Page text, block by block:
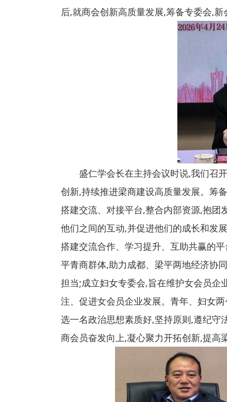
后,就商会创新高质量发展,筹备专委会,
盛仁学会长在主持会议时说,我们召
创新,持续推进梁商建设高质量发展。筹
搭建交流、对接平台,整合内部资源,抱团
他们之间的互动,并促进他们的成长和发
搭建交流合作、学习提升、互助共赢的
平青商群体,助力成都、梁平两地经济协
担当;成立妇女专委会,旨在维护女会员企
注、促进女会员企业发展。青年、妇女
选一名政治思想素质好,坚持原则,遵纪守
商会员奋发向上,凝心聚力开拓创新,提高